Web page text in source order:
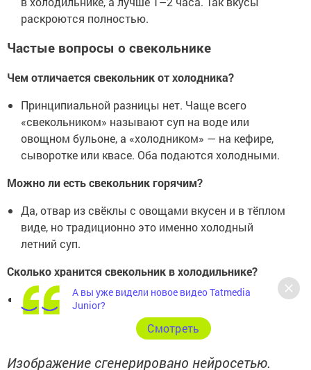
раскроются полностью.
Частые вопросы о свекольнике
Чем отличается свекольник от холодника?
Принципиальной разницы нет. Чаще всего
«свекольником» называют суп на воде или
овощном бульоне, а «холодником» — на кефире,
сыворотке или квасе. Оба подаются холодными.
Можно ли есть свекольник горячим?
Да, отвар из свёклы с овощами вкусен и в тёплом
виде, но традиционно это именно холодный
летний суп.
Сколько хранится свекольник в холодильнике?
До 2–3 суток в закрытой посуде. Со временем
цвет может стать менее ярким, но вкус остаётся
Изображение сгенерировано нейросетью.
А вы уже видели новое видео Tatmedia
Junior?
Cмотреть